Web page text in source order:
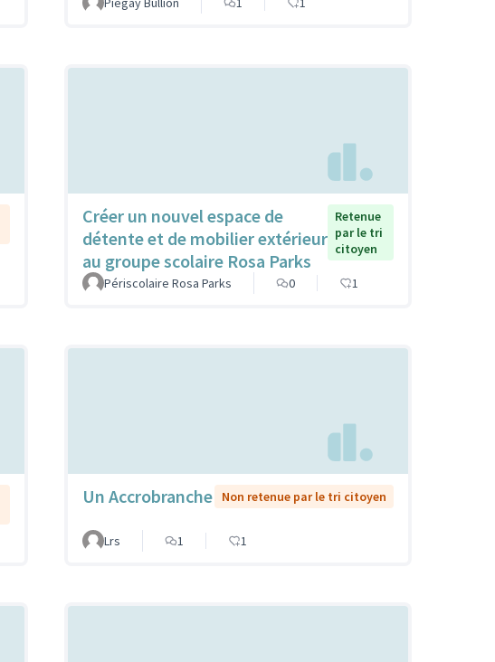
Créer un nouvel espace de
détente et de mobilier extérieur
au groupe scolaire Rosa Parks
Retenue
par le tri
citoyen
Périscolaire Rosa Parks 0 1
Un Accrobranche Non retenue par le tri citoyen
Lrs 1 1